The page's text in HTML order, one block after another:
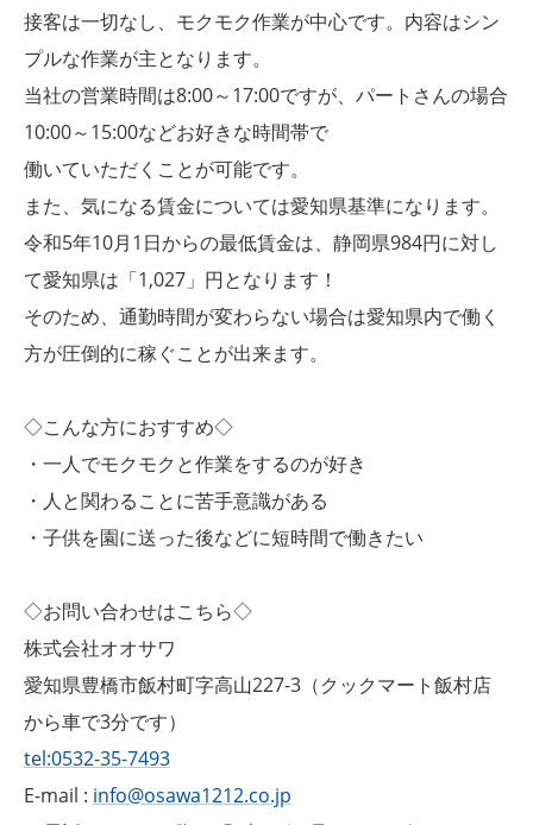
接客は一切なし、モクモク作業が中心です。内容はシン
プルな作業が主となります。
当社の営業時間は8:00～17:00ですが、パートさんの場合
10:00～15:00などお好きな時間帯で
働いていただくことが可能です。
また、気になる賃金については愛知県基準になります。
令和5年10月1日からの最低賃金は、静岡県984円に対し
て愛知県は「1,027」円となります！
そのため、通勤時間が変わらない場合は愛知県内で働く
方が圧倒的に稼ぐことが出来ます。
◇こんな方におすすめ◇
・一人でモクモクと作業をするのが好き
・人と関わることに苦手意識がある
・子供を園に送った後などに短時間で働きたい
◇お問い合わせはこちら◇
株式会社オオサワ
愛知県豊橋市飯村町字高山227-3（クックマート飯村店
から車で3分です）
tel:0532-35-7493
E-mail : info@osawa1212.co.jp